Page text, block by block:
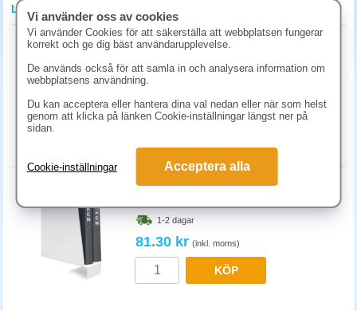
stöd och håller allt på plats i hemmet och på kontoret. Välj bland stilrena
utföranden för bättre funktion och design och gör ett smart, hållbart köp.
Vanliga frågor och svar om bokstöd & pärmställ
Hur väljer jag bokstöd som klarar tunga böcker?
Bokstöd i metall med halkfri undersida håller bäst för tunga
uppslagsverk och pärmar. Plaststöd räcker för enstaka böcker men
välter under tyngre laster. Välj minst 15 cm höjd för standardpärmar.
Hur långt mellanrum mellan bokstöden?
För standardpärmar (8 cm rygg) räcker 30-40 cm mellan bokstöden.
Tunnare böcker står tätare. Använd flera bokstöd i en lång hylla så
böckerna inte faller ihop när några tas ut.
Läs mer »
Klämbokstöd metall 19cm vänster vit
62.40 kr (inkl. moms)
Klämbokstöd metall 30cm vänster vit
1-2 dagar
81.30 kr (inkl. moms)
KÖP
Vi använder oss av cookies
Vi använder Cookies för att säkerställa att webbplatsen fungerar
korrekt och ge dig bäst användarupplevelse.
De används också för att samla in och analysera information om
webbplatsens användning.
Du kan acceptera eller hantera dina val nedan eller när som helst
genom att klicka på länken Cookie-inställningar längst ner på
sidan.
Cookie-inställningar Acceptera alla